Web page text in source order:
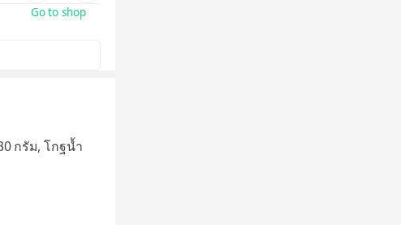
Go to shop
กรัม, โกฐน้ำ